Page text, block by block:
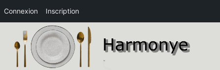
Connexion Inscription
content